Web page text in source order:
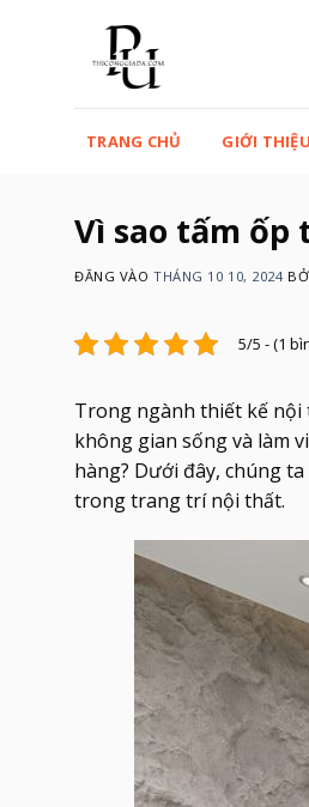
TRANG CHỦ GIỚI THIỆU
Vì sao tấm
ĐĂNG VÀOTHÁNG 10 10, 2024
5/5 - (1
Trong ngành thiết kế
không gian sống và làm
hàng? Dưới đây, chúng
trong trang trí nội thất.